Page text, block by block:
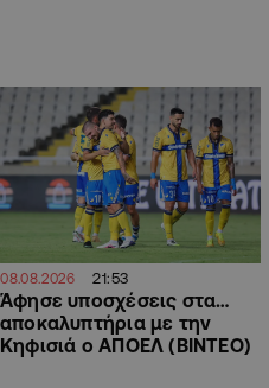
08.08.2026 21:53
Άφησε υποσχέσεις στα…
αποκαλυπτήρια με την
Κηφισιά ο ΑΠΟΕΛ (ΒΙΝΤΕΟ)